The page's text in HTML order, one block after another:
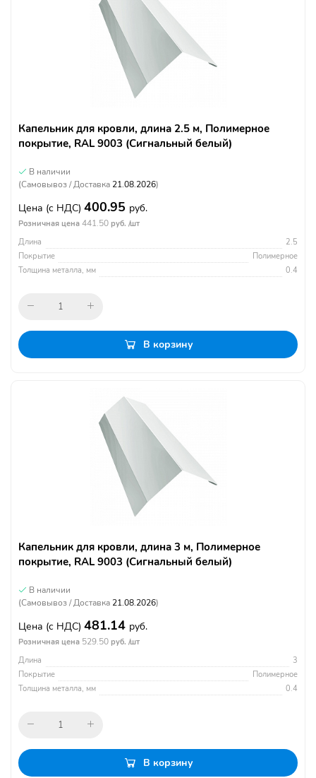
Капельник для кровли, длина 2.5 м, Полимерное
покрытие, RAL 9003 (Сигнальный белый)
В наличии
(Самовывоз / Доставка 21.08.2026)
Цена (с НДС) 400.95 руб.
Розничная цена 441.50 руб. /шт
Длина
2.5
Покрытие
Полимерное
Толщина металла, мм
0.4
В корзину
Капельник для кровли, длина 3 м, Полимерное
покрытие, RAL 9003 (Сигнальный белый)
В наличии
(Самовывоз / Доставка 21.08.2026)
Цена (с НДС) 481.14 руб.
Розничная цена 529.50 руб. /шт
Длина
3
Покрытие
Полимерное
Толщина металла, мм
0.4
В корзину